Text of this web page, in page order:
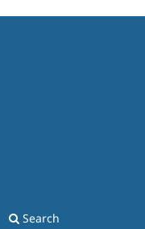
Search